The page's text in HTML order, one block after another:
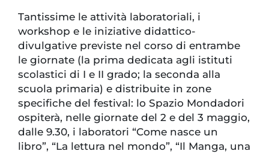
Tantissime le attività laboratoriali, i
workshop e le iniziative didattico-
divulgative previste nel corso di entrambe
le giornate (la prima dedicata agli istituti
scolastici di I e II grado; la seconda alla
scuola primaria) e distribuite in zone
specifiche del festival: lo Spazio Mondadori
ospiterà, nelle giornate del 2 e del 3 maggio,
dalle 9.30, i laboratori “Come nasce un
libro”, “La lettura nel mondo”, “Il Manga, una